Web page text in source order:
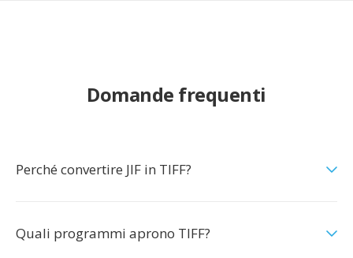
Domande frequenti
Perché convertire JIF in TIFF?
Quali programmi aprono TIFF?